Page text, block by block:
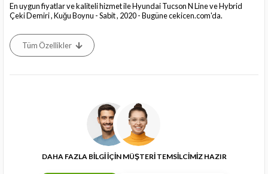
En uygun fiyatlar ve kaliteli hizmet ile Hyundai Tucson N Line ve Hybrid
Çeki Demiri , Kuğu Boynu - Sabit , 2020 - Bugüne cekicen.com'da.
Tüm Özellikler
DAHA FAZLA BİLGİ İÇİN MÜŞTERİ TEMSİLCİMİZ HAZIR